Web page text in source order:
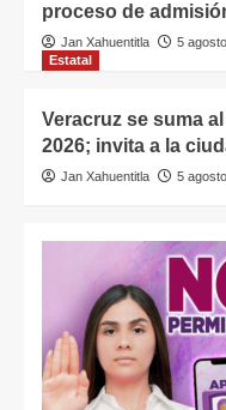
proceso de
Jan Xahuentitla
5
Estatal
Veracruz se suma
2026; invita a la
Jan Xahuentitla 5